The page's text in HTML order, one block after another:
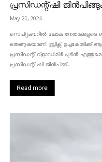
പ്രസിഡന്റ്ഷി
May 20, 2026
സെപ്റ്റംബറിൽ ലോക നേതാക്കളുടെ
ഒരുങ്ങുകയാണ്. ബ്രിക്സ് ഉച്ചകോടിക്ക്
പ്രസിഡന്റ് വ്‌ളാഡിമിർ പുടിൻ
പ്രസിഡന്റ് ഷി ജിൻപിങ്...
Read more